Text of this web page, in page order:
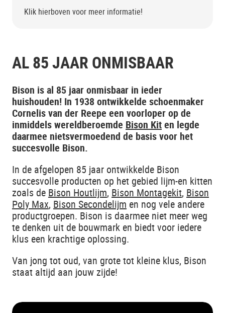
Klik hierboven voor meer informatie!
AL 85 JAAR ONMISBAAR
Bison is al 85 jaar onmisbaar in ieder
huishouden! In 1938 ontwikkelde schoenmaker
Cornelis van der Reepe een voorloper op de
inmiddels wereldberoemde Bison Kiten legde
daarmee nietsvermoedend de basis voor het
succesvolle Bison.
In de afgelopen 85 jaar ontwikkelde Bison
succesvolle producten op het gebied lijm-en kitten
zoals de Bison Houtlijm, Bison Montagekit, Bison
Poly Max, Bison Secondelijm en nog vele andere
productgroepen. Bison is daarmee niet meer weg
te denken uit de bouwmark en biedt voor iedere
klus een krachtige oplossing.
Van jong tot oud, van grote tot kleine klus, Bison
staat altijd aan jouw zijde!